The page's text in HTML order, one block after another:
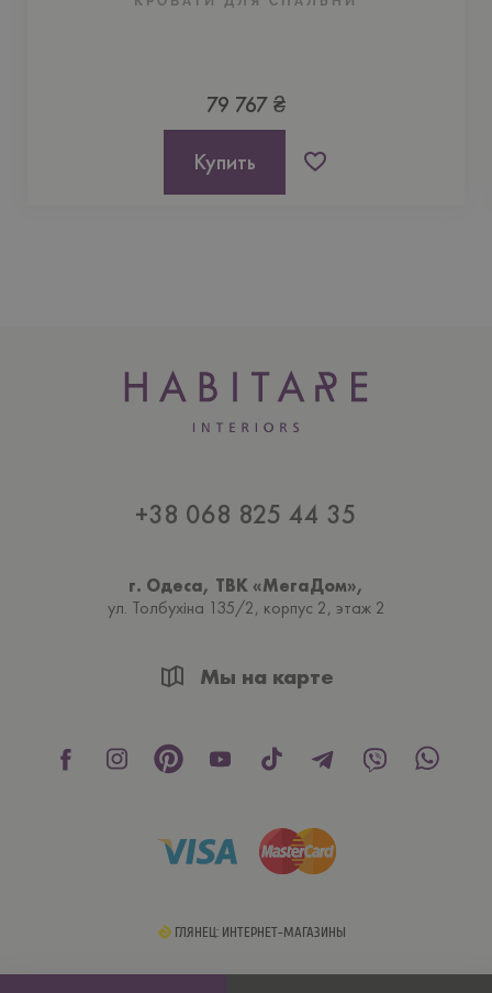
79 767 ₴
Купить
+38 068 825 44 35
г. Одеса, ТВК «МегаДом»,
ул. Толбухiна 135/2, корпус 2, этаж 2
Мы на карте
ГЛЯНЕЦ: ИНТЕРНЕТ-МАГАЗИНЫ